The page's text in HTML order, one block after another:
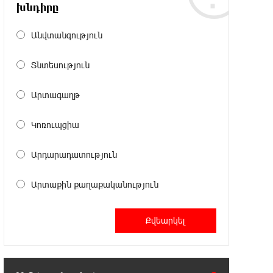
Լայպցիգը» համաձայնության են
եկել Յան Դիոմանդեի տրանսֆերի վերաբերյալ
Այսօրվա կառավարությունը
պահանջարկ չունեցող մասնագիտություններ.
Ատոմ Մխիթարյան
աչքերի առաջ․ ազգային
Չպետք է լռել, պետք է խոսել
Բաքվի ռեժիմի ապօրինի
«դատավճիռներից». Էդուարդ Շարմազանով
խնդիրը
Անվտանգություն
Տնտեսություն
Արտագաղթ
Կոռուպցիա
Արդարադատություն
Արտաքին քաղաքականություն